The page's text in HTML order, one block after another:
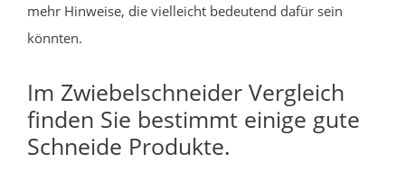
mehr Hinweise, die vielleicht bedeutend dafür sein
könnten.
Im Zwiebelschneider Vergleich
finden Sie bestimmt einige gute
Schneide Produkte.